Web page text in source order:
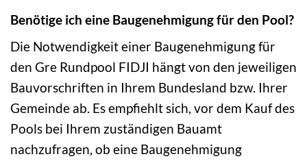
Benötige ich eine Baugenehmigung für den Pool?
Die Notwendigkeit einer Baugenehmigung für
den Gre Rundpool FIDJI hängt von den jeweiligen
Bauvorschriften in Ihrem Bundesland bzw. Ihrer
Gemeinde ab. Es empfiehlt sich, vor dem Kauf des
Pools bei Ihrem zuständigen Bauamt
nachzufragen, ob eine Baugenehmigung